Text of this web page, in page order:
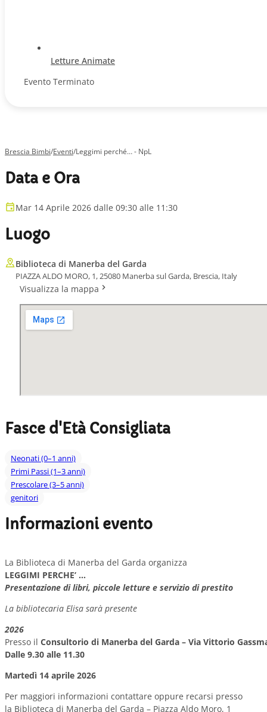
Letture Animate
Evento Terminato
Brescia Bimbi/Eventi/Leggimi perché… - NpL
Data e Ora
Mar 14 Aprile 2026 dalle 09:30 alle 11:30
Luogo
Biblioteca di Manerba del Garda
PIAZZA ALDO MORO, 1, 25080 Manerba sul Garda, Brescia, Italy
Visualizza la mappa
Fasce d'Età Consigliata
Neonati (0–1 anni)
Primi Passi (1–3 anni)
Prescolare (3–5 anni)
genitori
Informazioni evento
La Biblioteca di Manerba del Garda organizza
LEGGIMI PERCHE’ …
Presentazione di libri, piccole letture e servizio di prestito
La bibliotecaria Elisa sarà presente
2026
Presso il Consultorio di Manerba del Garda – Via Vittorio
Dalle 9.30 alle 11.30
Martedì 14 aprile 2026
Per maggiori informazioni contattare oppure recarsi presso
la Biblioteca di Manerba del Garda – Piazza Aldo Moro, 1